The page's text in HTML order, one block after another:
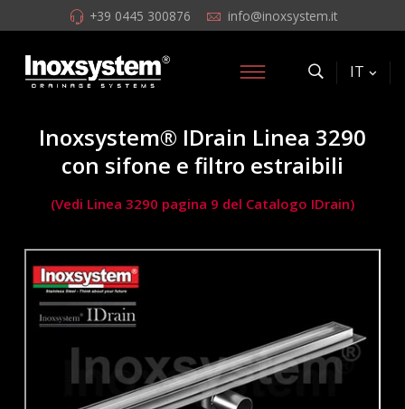
+39 0445 300876 info@inoxsystem.it
IT
Inoxsystem® IDrain Linea 3290
con sifone e filtro estraibili
(Vedi Linea 3290 pagina 9 del Catalogo IDrain)